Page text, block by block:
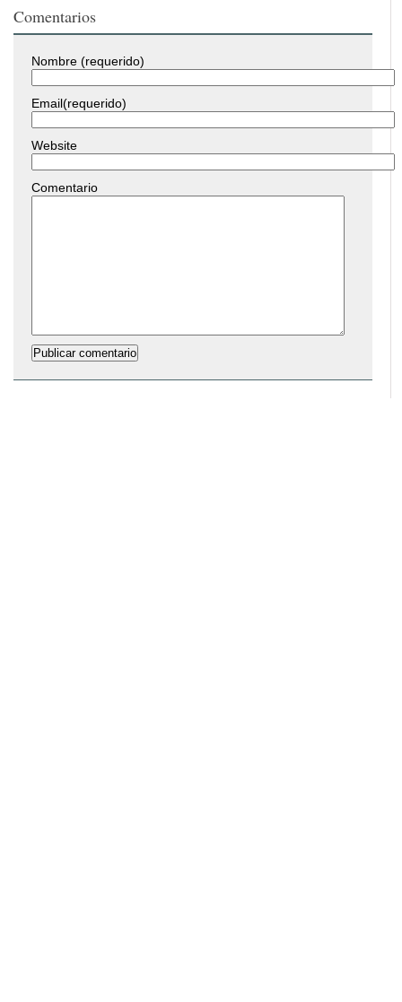
Comentarios
Nombre (requerido)
Email(requerido)
Website
Comentario